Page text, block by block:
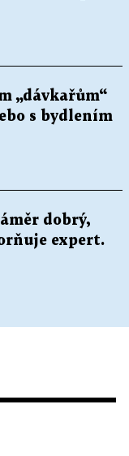
„dávkařům“
s bydlením
dobrý,
expert.